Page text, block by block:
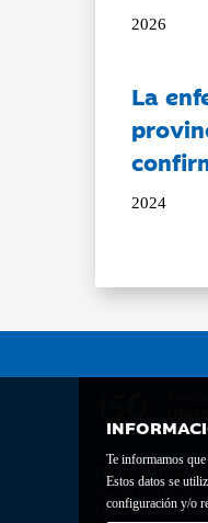
Te informamos
Estos datos se
configuración y/o
2026
La
2024
Fundación
Inscrita en el
Domicilio social: